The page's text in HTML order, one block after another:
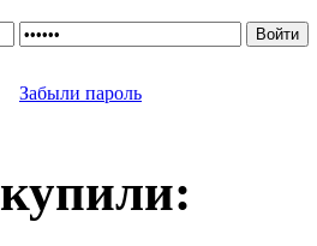
Забыли пароль
купили: